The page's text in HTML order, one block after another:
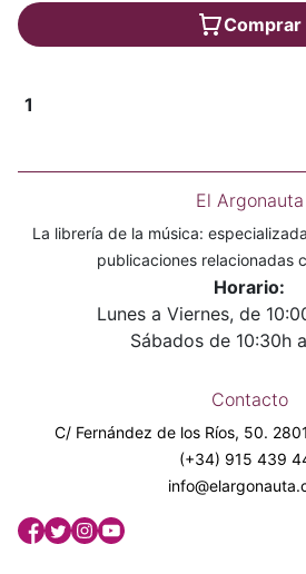
Comprar
1
El Argonauta
La librería de la música:
publicaciones relacionadas
Horario:
Lunes a Viernes, de
Sábados de 10:30h
Contacto
C/ Fernández de los Ríos, 50.
(+34) 915 439